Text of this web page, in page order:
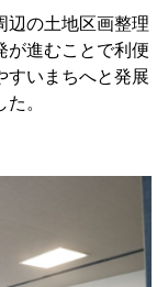
辺の土地区画整理
が進むことで利便
すいまちへと発展
。